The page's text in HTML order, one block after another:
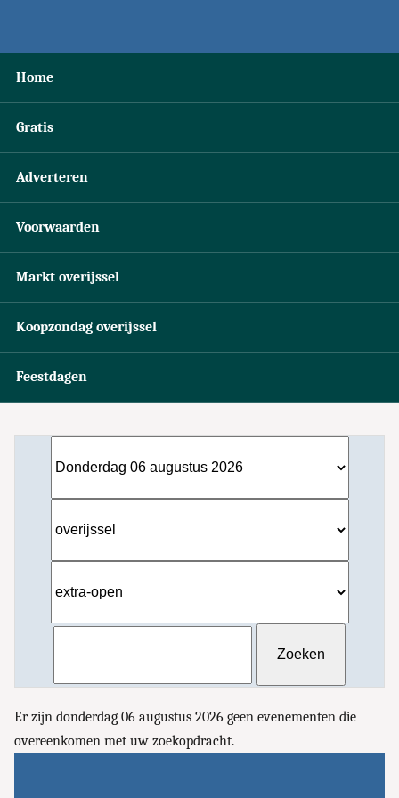
Home
Gratis
Adverteren
Voorwaarden
Markt overijssel
Koopzondag overijssel
Feestdagen
Er zijn donderdag 06 augustus 2026 geen evenementen die
overeenkomen met uw zoekopdracht.